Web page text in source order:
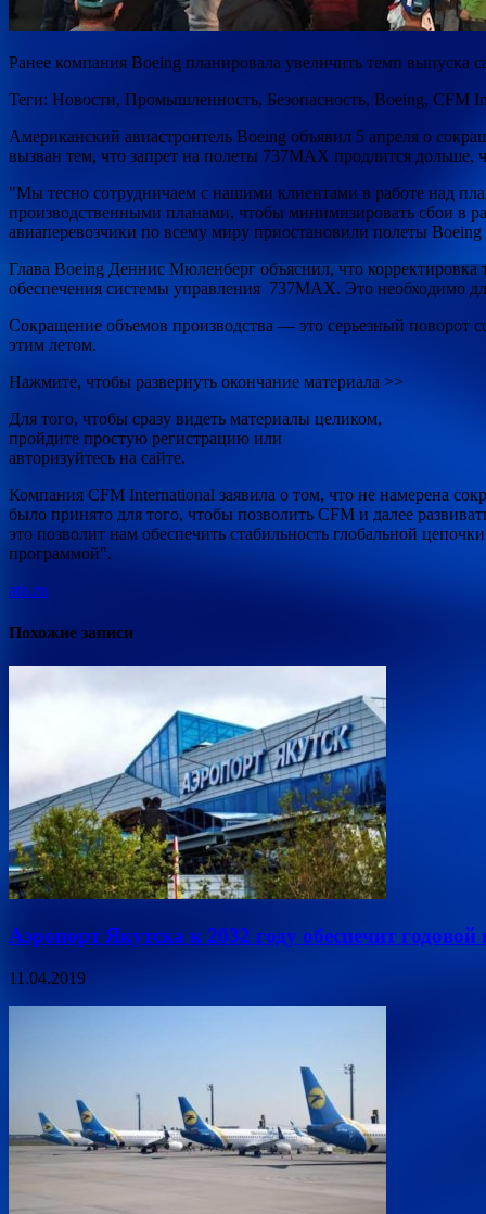
Ранее компания Boeing планировала увеличить темп выпуска
Теги: Новости, Промышленность, Безопасность, Boeing, CFM
Американский авиастроитель Boeing объявил 5 апреля о
вызван тем, что запрет на полеты 737MAX продлится дольше,
"Мы тесно сотрудничаем с нашими клиентами в работе над
производственными планами, чтобы минимизировать сбои в
авиаперевозчики по всему миру приостановили полеты
Глава Boeing Деннис Мюленберг объяснил, что
обеспечения системы управления 737MAX. Это необходимо
Сокращение объемов производства — это серьезный поворот
этим летом.
Нажмите, чтобы развернуть окончание материала >>
Для того, чтобы сразу видеть материалы целиком,
пройдите простую регистрацию или
авторизуйтесь на сайте.
Компания CFM International заявила о том, что не намерена
было принято для того, чтобы позволить CFM и далее
это позволит нам обеспечить стабильность глобальной
программой".
ato.ru
Похожие записи
Аэропорт Якутска к 2032 году обеспечит
11.04.2019